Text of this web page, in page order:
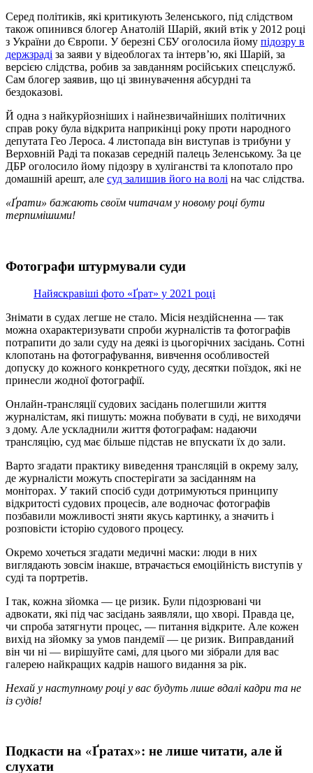
Серед політиків, які критикують Зеленського, під слідством
також опинився блогер Анатолій Шарій, який втік у 2012 році
з України до Європи. У березні СБУ оголосила йому підозру в
держзраді за заяви у відеоблогах та інтерв’ю, які Шарій, за
версією слідства, робив за завданням російських спецслужб.
Сам блогер заявив, що ці звинувачення абсурдні та
бездоказові.
Й одна з найкурйозніших і найнезвичайніших політичних
справ року була відкрита наприкінці року проти народного
депутата Гео Лероса. 4 листопада він виступав із трибуни у
Верховній Раді та показав середній палець Зеленському. За це
ДБР оголосило йому підозру в хуліганстві та клопотало про
домашній арешт, але суд залишив його на волі на час слідства.
«Ґрати» бажають своїм читачам у новому році бути
терпимішими!
Фотографи штурмували суди
Найяскравіші фото «Ґрат» у 2021 році
Знімати в судах легше не стало. Місія нездійсненна — так
можна охарактеризувати спроби журналістів та фотографів
потрапити до зали суду на деякі із цьогорічних засідань. Сотні
клопотань на фотографування, вивчення особливостей
допуску до кожного конкретного суду, десятки поїздок, які не
принесли жодної фотографії.
Онлайн-трансляції судових засідань полегшили життя
журналістам, які пишуть: можна побувати в суді, не виходячи
з дому. Але ускладнили життя фотографам: надаючи
трансляцію, суд має більше підстав не впускати їх до зали.
Варто згадати практику виведення трансляцій в окрему залу,
де журналісти можуть спостерігати за засіданням на
моніторах. У такий спосіб суди дотримуються принципу
відкритості судових процесів, але водночас фотографів
позбавили можливості зняти якусь картинку, а значить і
розповісти історію судового процесу.
Окремо хочеться згадати медичні маски: люди в них
виглядають зовсім інакше, втрачається емоційність виступів у
суді та портретів.
І так, кожна зйомка — це ризик. Були підозрювані чи
адвокати, які під час засідань заявляли, що хворі. Правда це,
чи спроба затягнути процес, — питання відкрите. Але кожен
вихід на зйомку за умов пандемії — це ризик. Виправданий
він чи ні — вирішуйте самі, для цього ми зібрали для вас
галерею найкращих кадрів нашого видання за рік.
Нехай у наступному році у вас будуть лише вдалі кадри та не
із судів!
Подкасти на «Ґратах»: не лише читати, але й
слухати